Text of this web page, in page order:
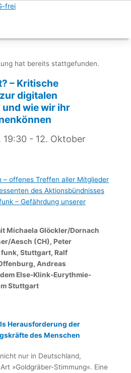
hat bereits stattgefunden.
– Kritische
digitalen
wie wir ihr
19:30 - 12. Oktober
– offenes Treffen aller Mitglieder
des Aktionsbündnisses
– Gefährdung unserer
Michaela Glöckler/Dornach
Aesch (CH), Peter
Stuttgart, Ralf
Andreas
Else-Klink-Eurythmie-
Stuttgart
Herausforderung der
des Menschen
nur in Deutschland,
»Goldgräber-Stimmung«. Eine